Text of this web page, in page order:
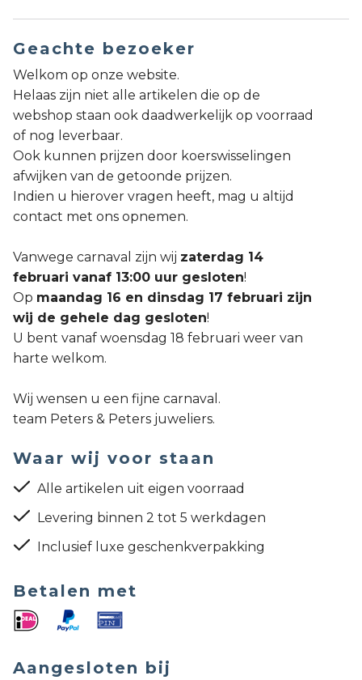
Geachte bezoeker
Welkom op onze website.
Helaas zijn niet alle artikelen die op de
webshop staan ook daadwerkelijk op voorraad
of nog leverbaar.
Ook kunnen prijzen door koerswisselingen
afwijken van de getoonde prijzen.
Indien u hierover vragen heeft, mag u altijd
contact met ons opnemen.
Vanwege carnaval zijn wij zaterdag 14
februari vanaf 13:00 uur gesloten!
Op maandag 16 en dinsdag 17 februari zijn
wij de gehele dag gesloten!
U bent vanaf woensdag 18 februari weer van
harte welkom.
Wij wensen u een fijne carnaval.
team Peters & Peters juweliers.
Waar wij voor staan
Alle artikelen uit eigen voorraad
Levering binnen 2 tot 5 werkdagen
Inclusief luxe geschenkverpakking
Betalen met
Aangesloten bij